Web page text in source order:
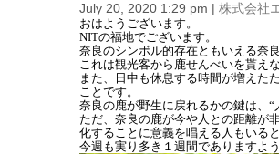
July 20, 2020 1:29 pm | 株式会社
おはようございます。
NITの福地でございます。
奈良のシンボル的存在ともいえる奈
これは観光客から鹿せんべいを貰え
また、日中も休息する時間が増えた
ことです。
奈良の鹿が野生に戻れるかの鍵は、
ただ、奈良の鹿が今や人との距離が
化することに意義を唱える人もいる
今週も実り多き１週間でありますよう